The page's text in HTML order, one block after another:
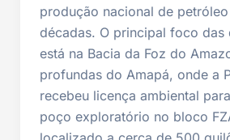
produção nacional de
décadas. O principal foco das
está na Bacia da Foz do
profundas do Amapá, onde a
recebeu licença ambiental
poço exploratório no bloco